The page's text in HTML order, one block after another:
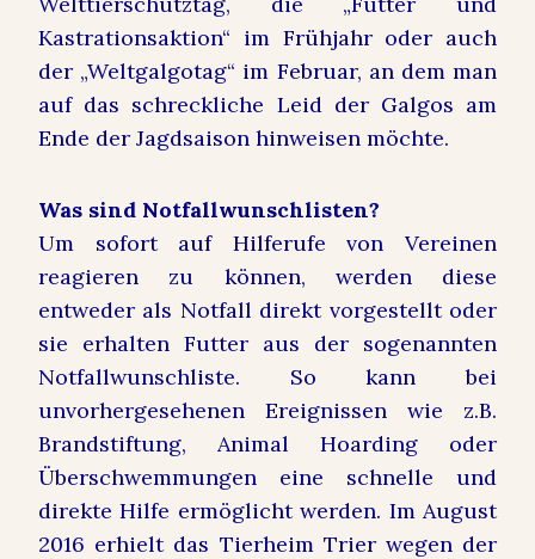
Kastrationsaktion“ im Frühjahr oder auch
der „Weltgalgotag“ im Februar, an dem man
auf das schreckliche Leid der Galgos am
Ende der Jagdsaison hinweisen möchte.
Was sind Notfallwunschlisten?
Um sofort auf Hilferufe von Vereinen
reagieren zu können, werden diese
entweder als Notfall direkt vorgestellt oder
sie erhalten Futter aus der sogenannten
Notfallwunschliste. So kann bei
unvorhergesehenen Ereignissen wie z.B.
Brandstiftung, Animal Hoarding oder
Überschwemmungen eine schnelle und
direkte Hilfe ermöglicht werden. Im August
2016 erhielt das Tierheim Trier wegen der